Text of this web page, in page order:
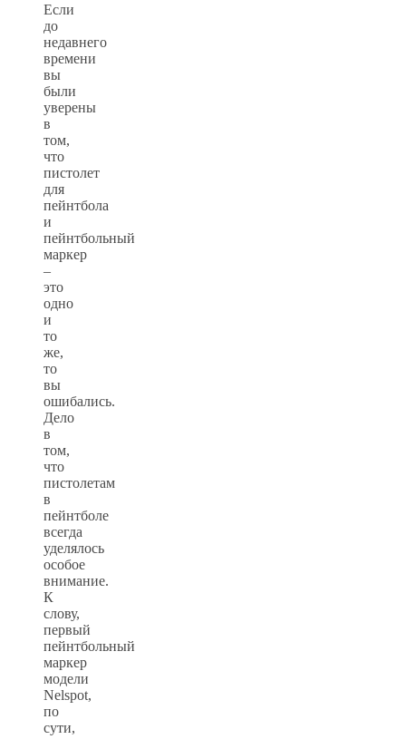
Если
до
недавнего
времени
вы
были
уверены
в
том,
что
пистолет
для
пейнтбола
и
пейнтбольный
маркер
–
это
одно
и
то
же,
то
вы
ошибались.
Дело
в
том,
что
пистолетам
в
пейнтболе
всегда
уделялось
особое
внимание.
К
слову,
первый
пейнтбольный
маркер
модели
Nelspot,
по
сути,